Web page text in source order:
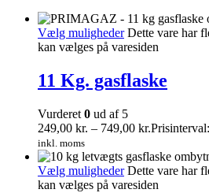
Vælg muligheder Dette vare har
kan vælges på varesiden
11 Kg. gasflaske
Vurderet 0 ud af 5
249,00 kr. – 749,00 kr.
inkl. moms
Vælg muligheder Dette vare har
kan vælges på varesiden